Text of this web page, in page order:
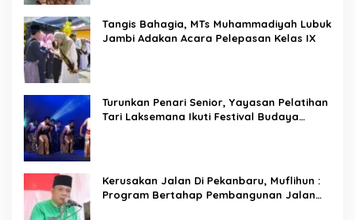
Tangis Bahagia, MTs Muhammadiyah Lubuk
Jambi Adakan Acara Pelepasan Kelas IX
Turunkan Penari Senior, Yayasan Pelatihan
Tari Laksemana Ikuti Festival Budaya
Kerusakan Jalan Di Pekanbaru, Muflihun :
Program Bertahap Pembangunan Jalan